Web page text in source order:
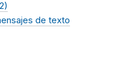
de texto